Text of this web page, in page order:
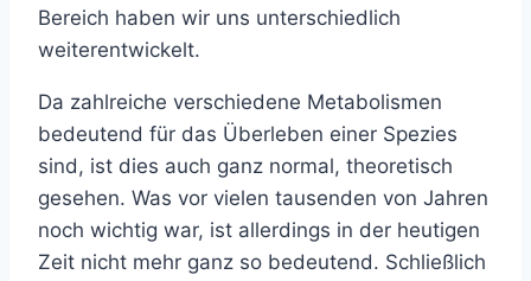
Bereich haben wir uns unterschiedlich
weiterentwickelt.
Da zahlreiche verschiedene Metabolismen
bedeutend für das Überleben einer Spezies
sind, ist dies auch ganz normal, theoretisch
gesehen. Was vor vielen tausenden von Jahren
noch wichtig war, ist allerdings in der heutigen
Zeit nicht mehr ganz so bedeutend. Schließlich